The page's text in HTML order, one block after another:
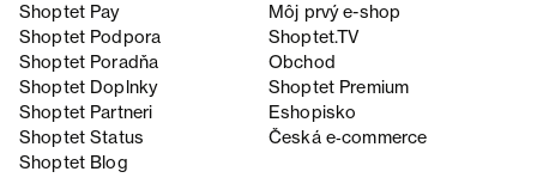
Shoptet Pay
Môj prvý e-shop
Shoptet Podpora
Shoptet.TV
Shoptet Poradňa
Obchod
Shoptet Doplnky
Shoptet Premium
Shoptet Partneri
Eshopisko
Shoptet Status
Česká e‑commerce
Shoptet Blog